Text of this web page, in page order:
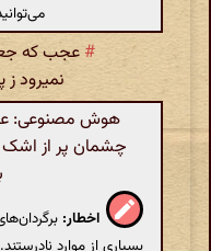
#عجب که
نمیرود
هوش مصنوعی:
چشمان پر از اشک
اخطار:
بسیاری از موارد